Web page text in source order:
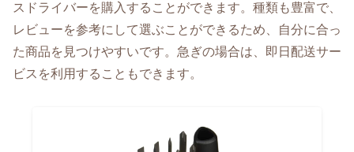
スドライバーを購入することができます。種類も豊富で、
レビューを参考にして選ぶことができるため、自分に合っ
た商品を見つけやすいです。急ぎの場合は、即日配送サー
ビスを利用することもできます。